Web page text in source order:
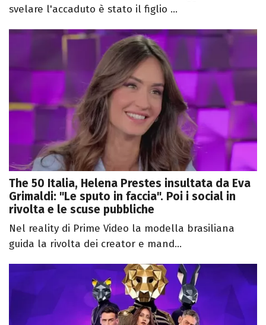
svelare l'accaduto è stato il figlio ...
The 50 Italia, Helena Prestes insultata da Eva
Grimaldi: "Le sputo in faccia". Poi i social in
rivolta e le scuse pubbliche
Nel reality di Prime Video la modella brasiliana
guida la rivolta dei creator e mand...